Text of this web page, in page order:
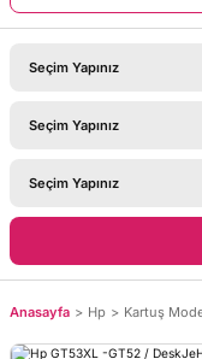
Anasayfa Hp Kartuş